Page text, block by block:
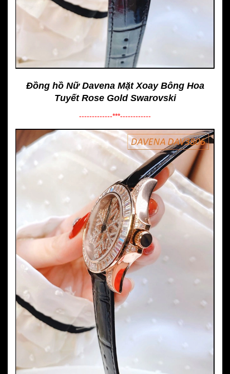
Đồng hồ Nữ Davena Mặt Xoay Bông Hoa
Tuyết Rose Gold Swarovski
-------------***------------